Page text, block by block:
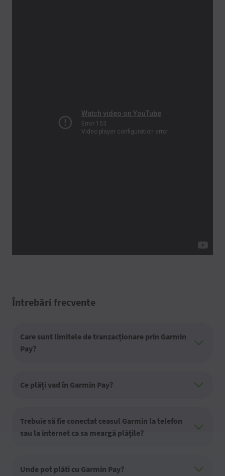
Întrebări frecvente
Care sunt limitele de tranzacționare prin Garmin
Pay?
Ce plăți vad în Garmin Pay?
Trebuie să fie conectat ceasul Garmin la telefon
sau la internet ca sa meargă plățile?
Unde pot plăti cu Garmin Pay?